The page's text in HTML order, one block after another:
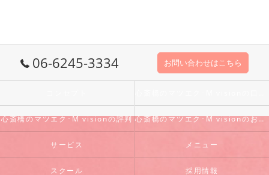
06-6245-3334 お問い合わせはこちら
心斎橋のマツエク･M visionの評判 心斎橋のマツエク･M visionのお客様の声
サービス メニュー
スクール 採用情報